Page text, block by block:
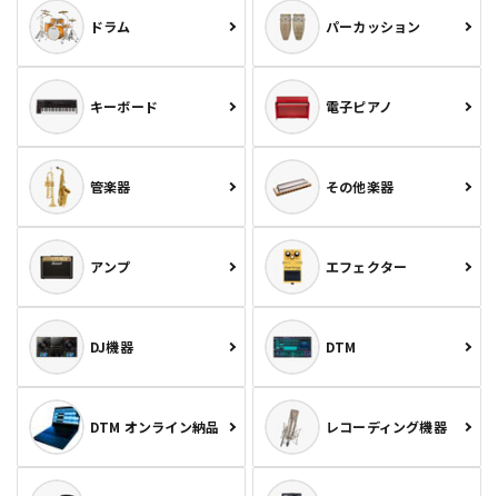
ドラム パーカッション
キーボード 電子ピアノ
管楽器 その他楽器
アンプ エフェクター
DJ機器 DTM
DTM オンライン納品 レコーディング機器